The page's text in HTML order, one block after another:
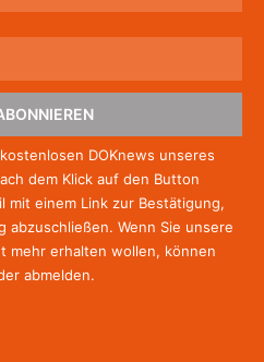
DOKnews unseres
dem Klick auf den Button
mit einem Link zur Bestätigung,
abzuschließen. Wenn Sie unsere
mehr erhalten wollen, können
abmelden.